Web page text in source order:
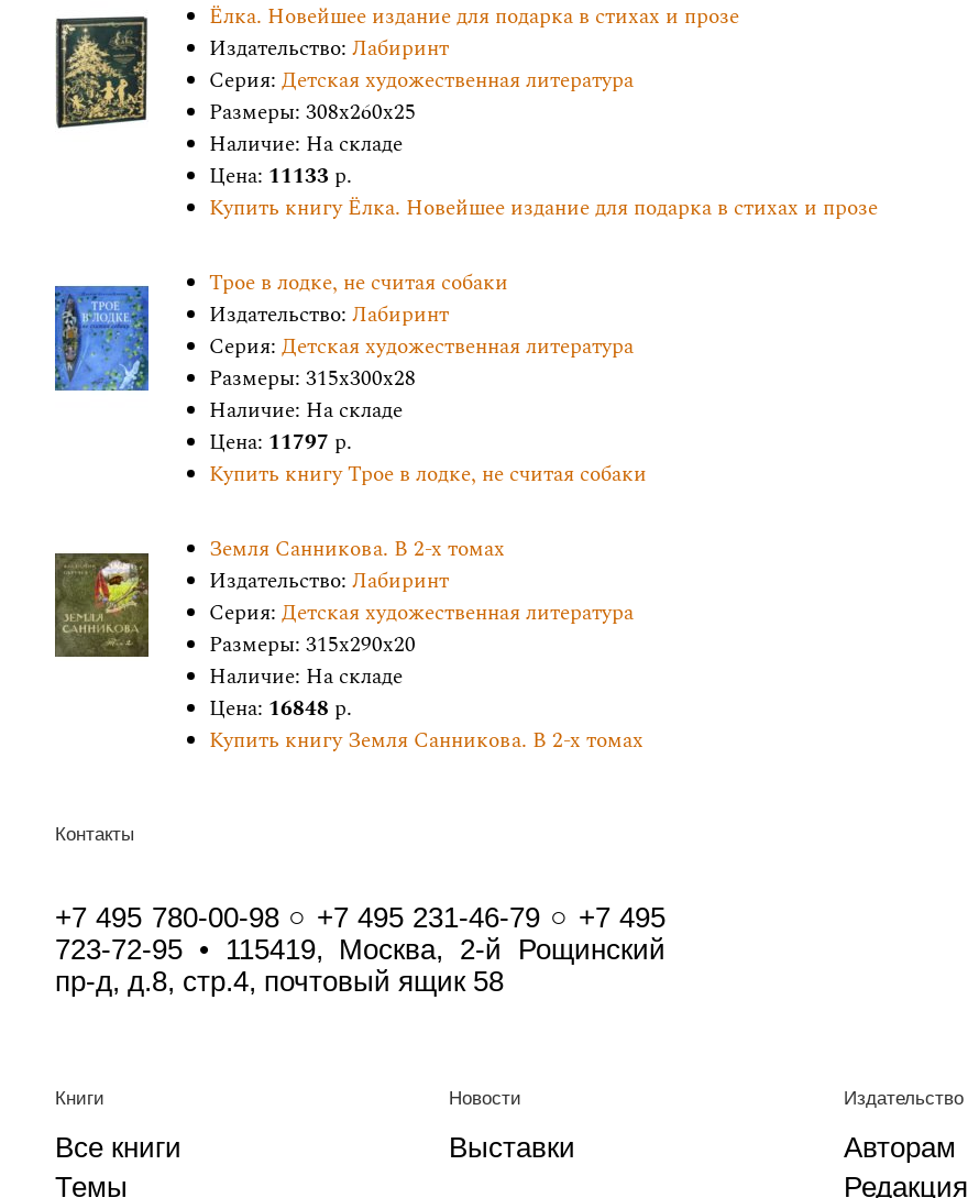
Ёлка. Новейшее издание для подарка в стихах и прозе
Издательство: Лабиринт
Серия: Детская художественная литература
Размеры: 308x260x25
Наличие: На складе
Цена: 11133 р.
Купить книгу Ёлка. Новейшее издание для подарка в стихах и прозе
Трое в лодке, не считая собаки
Издательство: Лабиринт
Серия: Детская художественная литература
Размеры: 315x300x28
Наличие: На складе
Цена: 11797 р.
Купить книгу Трое в лодке, не считая собаки
Земля Санникова. В 2-х томах
Издательство: Лабиринт
Серия: Детская художественная литература
Размеры: 315x290x20
Наличие: На складе
Цена: 16848 р.
Купить книгу Земля Санникова. В 2-х томах
Контакты
+7 495 780-00-98 ○ +7 495 231-46-79 ○ +7 495
723-72-95 • 115419, Москва, 2-й Рощинский
пр-д, д.8, стр.4, почтовый ящик 58
Книги
Все книги
Темы
Новости
Выставки
Издательство
Авторам
Редакция